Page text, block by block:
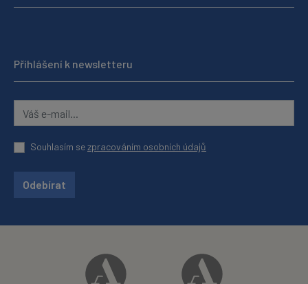
Přihlášení k newsletteru
Souhlasím sezpracováním osobních údajů
Odebírat